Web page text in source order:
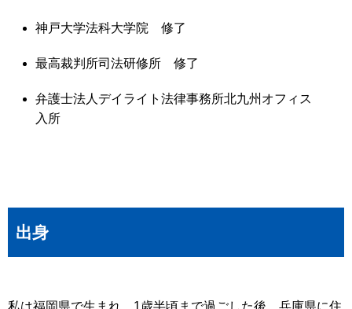
神戸大学法科大学院 修了
最高裁判所司法研修所 修了
弁護士法人デイライト法律事務所北九州オフィス
入所
出身
私は福岡県で生まれ、1歳半頃まで過ごした後、兵庫県に住